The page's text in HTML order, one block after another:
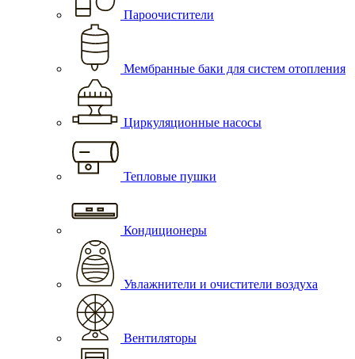
Пароочистители
Мембранные баки для систем отопления
Циркуляционные насосы
Тепловые пушки
Кондиционеры
Увлажнители и очистители воздуха
Вентиляторы